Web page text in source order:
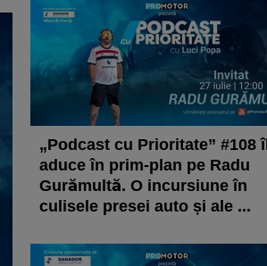
„Podcast cu Prioritate” #108 îl
aduce în prim-plan pe Radu
Gurămultă. O incursiune în
culisele presei auto și ale ...